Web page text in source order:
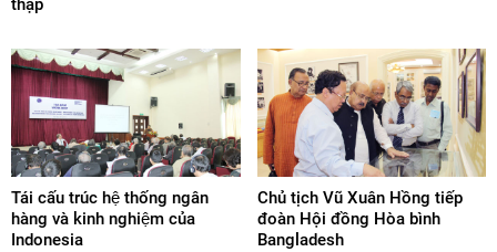
thập
Tái cấu trúc hệ thống ngân
hàng và kinh nghiệm của
Indonesia
Chủ tịch Vũ Xuân Hồng tiếp
đoàn Hội đồng Hòa bình
Bangladesh